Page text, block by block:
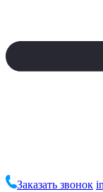
Заказать звонок